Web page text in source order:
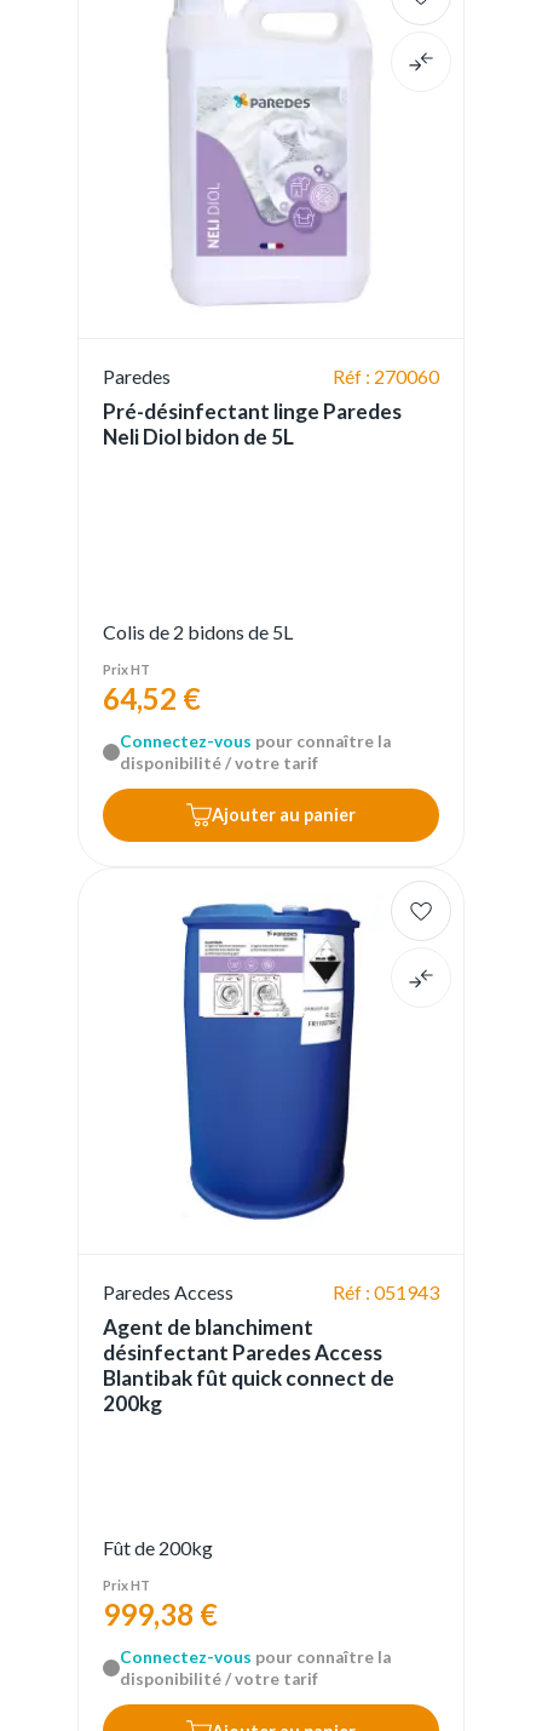
Paredes Réf : 270060
Pré-désinfectant linge Paredes
Neli Diol bidon de 5L
Colis de 2 bidons de 5L
Prix HT
64,52 €
Connectez-vous pour connaître la
disponibilité / votre tarif
Ajouter au panier
Paredes Access Réf : 051943
Agent de blanchiment
désinfectant Paredes Access
Blantibak fût quick connect de
200kg
Fût de 200kg
Prix HT
999,38 €
Connectez-vous pour connaître la
disponibilité / votre tarif